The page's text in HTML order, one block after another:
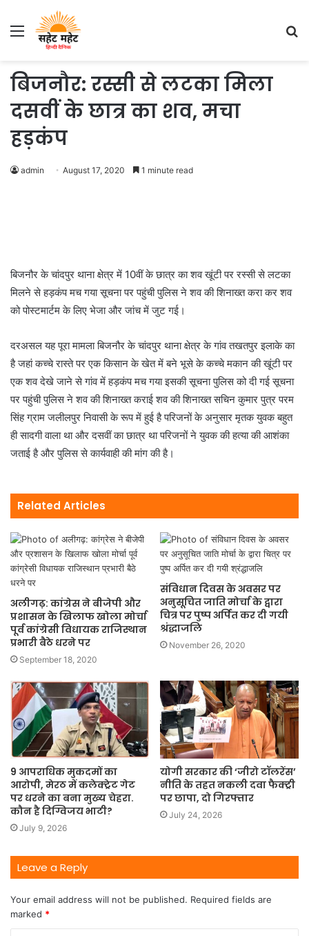
Menu
बिजनौर: रस्सी से लटका मिला
दसवीं के छात्र का शव, मचा
हड़कंप
admin August 17, 2020 1 minute read
बिजनौर के चांदपुर थाना क्षेत्र में 10वीं के छात्र का शव खूंटी पर रस्सी से लटका
मिलने से हड़कंप मच गया सूचना पर पहुंची पुलिस ने शव की शिनाख्त करा कर शव
को पोस्टमार्टम के लिए भेजा और जांच में जुट गई।
दरअसल यह पूरा मामला बिजनौर के चांदपुर थाना क्षेत्र के गांव तखतपुर इलाके का
है जहां कच्चे रास्ते पर एक किसान के खेत में बने भूसे के कच्चे मकान की खूंटी पर
एक शव देखे जाने से गांव में हड़कंप मच गया इसकी सूचना पुलिस को दी गई सूचना
पर पहुंची पुलिस ने शव की शिनाख्त कराई शव की शिनाख्त सचिन कुमार पुत्र परम
सिंह ग्राम जलीलपुर निवासी के रूप में हुई है परिजनों के अनुसार मृतक युवक बहुत
ही सादगी वाला था और दसवीं का छात्र था परिजनों ने युवक की हत्या की आशंका
जताई है और पुलिस से कार्यवाही की मांग की है।
Related Articles
अलीगढ़: कांग्रेस ने बीजेपी और
प्रशासन के खिलाफ खोला मोर्चा
पूर्व कांग्रेसी विधायक राजिस्थान
प्रभारी बैठे धरने पर
September 18, 2020
संविधान दिवस के अवसर पर
अनुसूचित जाति मोर्चा के द्वारा
चित्र पर पुष्प अर्पित कर दी गयी
श्रंद्धाजलि
November 26, 2020
9 आपराधिक मुकदमों का
आरोपी, मेरठ में कलेक्ट्रेट गेट
पर धरने का बना मुख्य चेहरा.
कौन है दिग्विजय भाटी?
July 9, 2026
योगी सरकार की ‘जीरो टॉलरेंस’
नीति के तहत नकली दवा फैक्ट्री
पर छापा, दो गिरफ्तार
July 24, 2026
Leave a Reply
Your email address will not be published. Required fields are
marked *